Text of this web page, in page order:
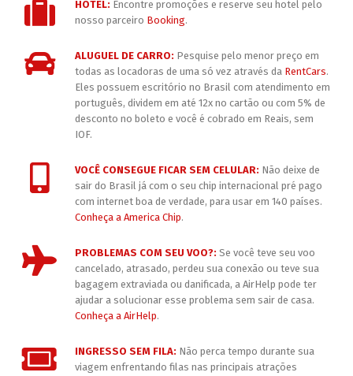
HOTEL: Encontre promoções e reserve seu hotel pelo
nosso parceiro Booking.
ALUGUEL DE CARRO: Pesquise pelo menor preço em
todas as locadoras de uma só vez através da RentCars.
Eles possuem escritório no Brasil com atendimento em
português, dividem em até 12x no cartão ou com 5% de
desconto no boleto e você é cobrado em Reais, sem
IOF.
VOCÊ CONSEGUE FICAR SEM CELULAR: Não deixe de
sair do Brasil já com o seu chip internacional pré pago
com internet boa de verdade, para usar em 140 países.
Conheça a America Chip.
PROBLEMAS COM SEU VOO?: Se você teve seu voo
cancelado, atrasado, perdeu sua conexão ou teve sua
bagagem extraviada ou danificada, a AirHelp pode ter
ajudar a solucionar esse problema sem sair de casa.
Conheça a AirHelp.
INGRESSO SEM FILA: Não perca tempo durante sua
viagem enfrentando filas nas principais atrações